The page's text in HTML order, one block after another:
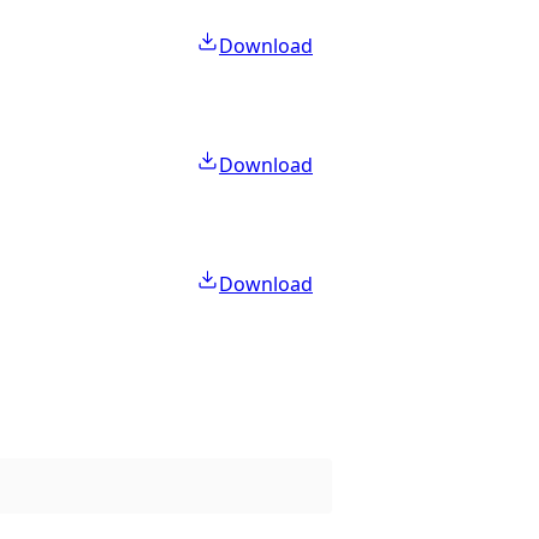
Download
Download
Download